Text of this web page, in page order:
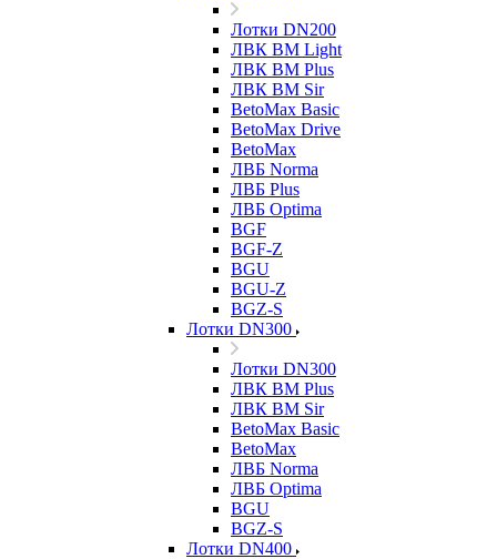
Лотки DN200
ЛВК ВМ Light
ЛВК ВМ Plus
ЛВК ВМ Sir
BetoMax Basic
BetoMax Drive
BetoMax
ЛВБ Norma
ЛВБ Plus
ЛВБ Optima
BGF
BGF-Z
BGU
BGU-Z
BGZ-S
Лотки DN300
Лотки DN300
ЛВК ВМ Plus
ЛВК ВМ Sir
BetoMax Basic
BetoMax
ЛВБ Norma
ЛВБ Optima
BGU
BGZ-S
Лотки DN400